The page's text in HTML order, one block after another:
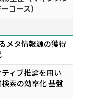
コース）
メタ情報源の獲得
ティブ推論を用い
索の効率化 基盤